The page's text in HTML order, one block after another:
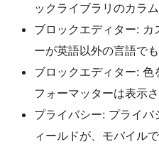
ックライブラリのカラ
ブロックエディター: カ
ーが英語以外の言語で
ブロックエディター:
フォーマッターは表示
プライバシー: プライバ
ィールドが、モバイル